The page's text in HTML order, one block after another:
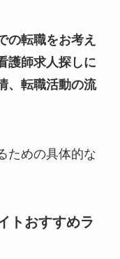
の転職をお考え
護師求人探しに
、転職活動の流
ための具体的な
トおすすめラ